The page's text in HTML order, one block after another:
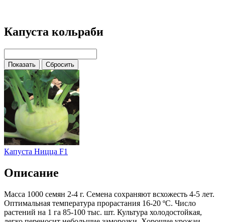
Капуста кольраби
Капуста Ницца F1
Описание
Масса 1000 семян 2-4 г. Семена сохраняют всхожесть 4-5 лет.
Оптимальная температура прорастания 16-20 ºC. Число
растений на 1 га 85-100 тыс. шт. Культура холодостойкая,